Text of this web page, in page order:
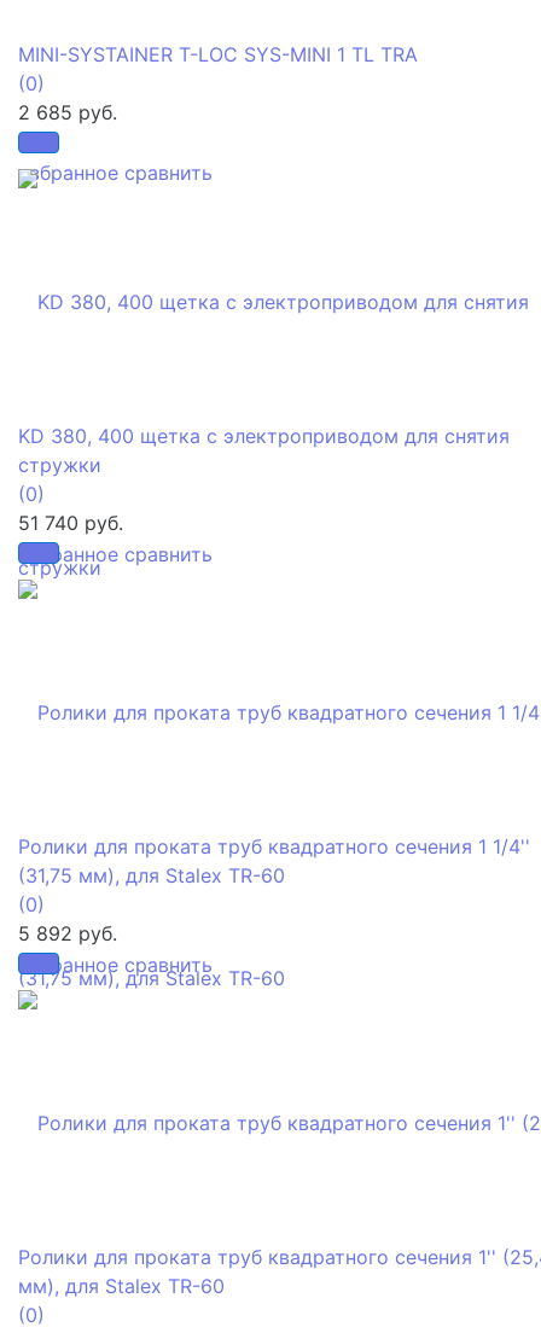
избранное сравнить
MINI-SYSTAINER T-LOC SYS-MINI 1 TL TRA
(0)
2 685 руб.
избранное сравнить
KD 380, 400 щетка с электроприводом для снятия
стружки
(0)
51 740 руб.
избранное сравнить
Ролики для проката труб квадратного сечения 1 1/4''
(31,75 мм), для Stalex TR-60
(0)
5 892 руб.
Ролики для проката труб квадратного сечения 1''
мм), для Stalex TR-60
(0)